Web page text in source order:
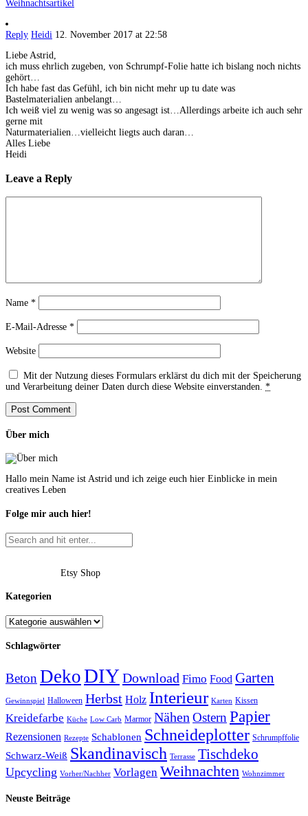
Weihnachtsartikel
Reply Heidi 12. November 2017 at 22:58
Liebe Astrid,
ich muss ehrlich zugeben, von Schrumpf-Folie hatte ich bislang noch nichts
gehört…
Ich habe fast das Gefühl, ich bin nicht mehr up tu date was
Bastelmaterialien anbelangt…
Ich weiß viel zu wenig was so angesagt ist…Allerdings arbeite ich auch sehr
gerne mit
Naturmaterialien…vielleicht liegts auch daran…
Alles Liebe
Heidi
Leave a Reply
Name *
E-Mail-Adresse *
Website
Mit der Nutzung dieses Formulars erklärst du dich mit der Speicherung
und Verarbeitung deiner Daten durch diese Website einverstanden. *
Über mich
Hallo mein Name ist Astrid und ich zeige euch hier Einblicke in mein
creatives Leben
Folge mir auch hier!
Etsy Shop
Kategorien
Schlagwörter
Beton DekoDIYDownload Fimo Food Garten
Gewinnspiel Halloween Herbst Holz Interieur Karten Kissen
Kreidefarbe Küche Low Carb Marmor Nähen Ostern Papier
Rezensionen Rezepte Schablonen Schneideplotter Schrumpffolie
Schwarz-Weiß Skandinavisch Terrasse Tischdeko
Upcycling Vorher/Nachher Vorlagen Weihnachten Wohnzimmer
Neuste Beiträge